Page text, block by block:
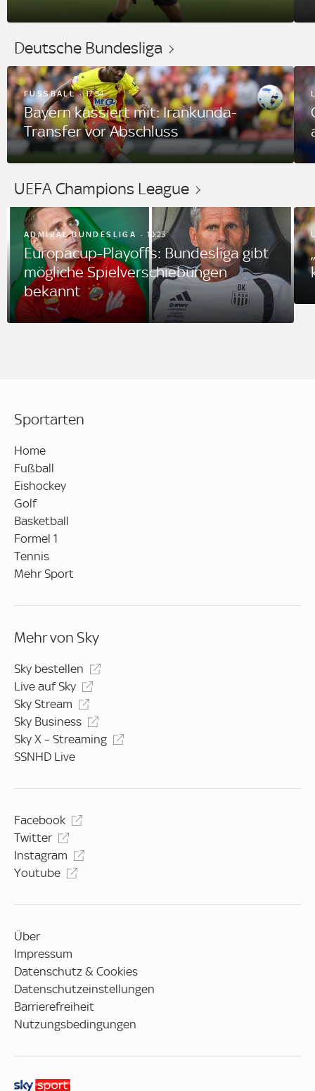
Deutsche Bundesliga
FUSSBALL 17:34
Bayern kassiert mit: Irankunda-
Transfer vor Abschluss
UEFA Champions League
ADMIRAL BUNDESLIGA 10:25
Europacup-Playoffs: Bundesliga gibt
mögliche Spielverschiebungen
bekannt
Sportarten
Home
Fußball
Eishockey
Golf
Basketball
Formel 1
Tennis
Mehr Sport
Mehr von Sky
Sky bestellen
Live auf Sky
Sky Stream
Sky Business
Sky X – Streaming
SSNHD Live
Facebook
Twitter
Instagram
Youtube
Über
Impressum
Datenschutz & Cookies
Datenschutzeinstellungen
Barrierefreiheit
Nutzungsbedingungen